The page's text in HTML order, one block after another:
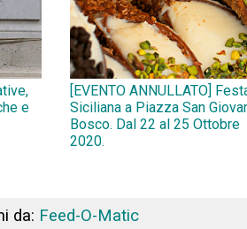
e
[EVENTO ANNULLATO]
Siciliana a Piazza San
Bosco. Dal 22 al 25 Ottobre
2020.
da: Feed-O-Matic